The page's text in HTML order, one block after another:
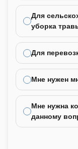
Для
уборка
Для
Мне нужен
Мне нужна
данному